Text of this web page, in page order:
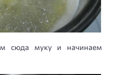
сюда муку и начинаем